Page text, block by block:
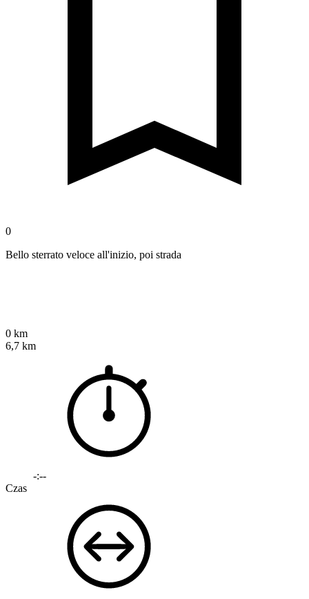
0
Bello sterrato veloce all'inizio, poi strada
0 km
6,7 km
-:--
Czas